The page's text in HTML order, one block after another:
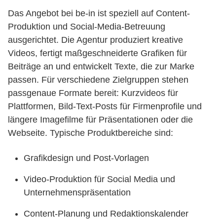
Das Angebot bei be-in ist speziell auf Content-
Produktion und Social-Media-Betreuung
ausgerichtet. Die Agentur produziert kreative
Videos, fertigt maßgeschneiderte Grafiken für
Beiträge an und entwickelt Texte, die zur Marke
passen. Für verschiedene Zielgruppen stehen
passgenaue Formate bereit: Kurzvideos für
Plattformen, Bild-Text-Posts für Firmenprofile und
längere Imagefilme für Präsentationen oder die
Webseite. Typische Produktbereiche sind:
Grafikdesign und Post-Vorlagen
Video-Produktion für Social Media und
Unternehmenspräsentation
Content-Planung und Redaktionskalender